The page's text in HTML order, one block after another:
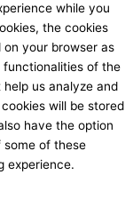
while you
the cookies
your browser as
functionalities of the
us analyze and
will be stored
have the option
of these
experience.